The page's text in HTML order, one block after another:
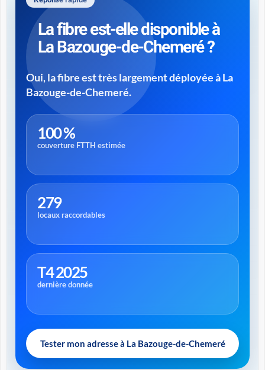
La fibre est-elle disponible à
La Bazouge-de-Chemeré ?
Oui, la fibre est très largement déployée à La
Bazouge-de-Chemeré.
100 %
couverture FTTH estimée
279
locaux raccordables
T4 2025
dernière donnée
Tester mon adresse à La Bazouge-de-Chemeré